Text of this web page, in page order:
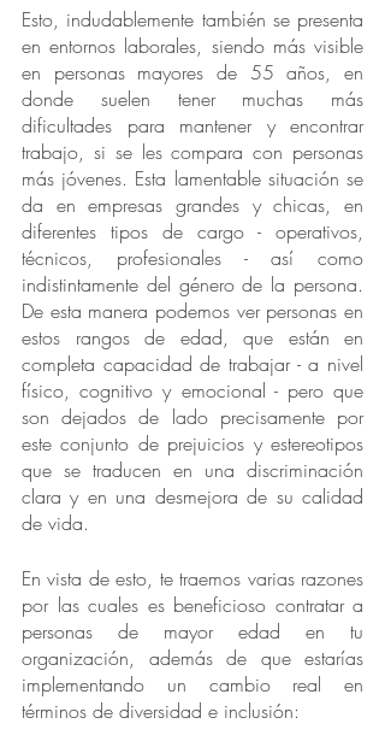
Esto, indudablemente también se presenta
en entornos laborales, siendo más visible
en personas mayores de 55 años, en
donde suelen tener muchas más
dificultades para mantener y encontrar
trabajo, si se les compara con personas
más jóvenes. Esta lamentable situación se
da en empresas grandes y chicas, en
diferentes tipos de cargo - operativos,
técnicos, profesionales - así como
indistintamente del género de la persona.
De esta manera podemos ver personas en
estos rangos de edad, que están en
completa capacidad de trabajar - a nivel
físico, cognitivo y emocional - pero que
son dejados de lado precisamente por
este conjunto de prejuicios y estereotipos
que se traducen en una discriminación
clara y en una desmejora de su calidad
de vida.
En vista de esto, te traemos varias razones
por las cuales es beneficioso contratar a
personas de mayor edad en tu
organización, además de que estarías
implementando un cambio real en
términos de diversidad e inclusión: